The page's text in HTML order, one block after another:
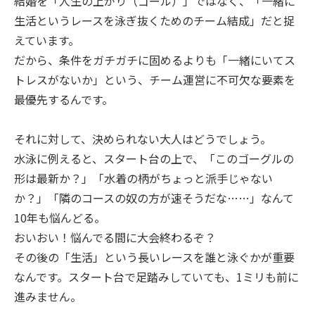
生活というレースを泳ぎ抜くためのチーム結成」だと捉
えています。
だから、条件をガチガチに固めるよりも「一緒にいてス
トレスがないか」という、チーム運営に不可欠な要素を
最優先するんです。
それに対して、決められない大人はどうでしょう。
水泳に例えると、スタート台の上で、「このゴーグルの
形は最新か？」「水着の柄がちょっと派手じゃない
か？」「隣のコースの奴の方が速そうだな……」なんて
10年も悩んどる。
おいおい！悩んでる間に大会終わるぞ？
その後の「生活」という長いレースを誰と泳ぐかが重要
なんです。スタート台で足踏みしていても、1ミリも前に
進みません。